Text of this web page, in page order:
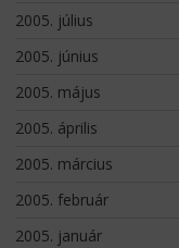
2005. július
2005. június
2005. május
2005. április
2005. március
2005. február
2005. január